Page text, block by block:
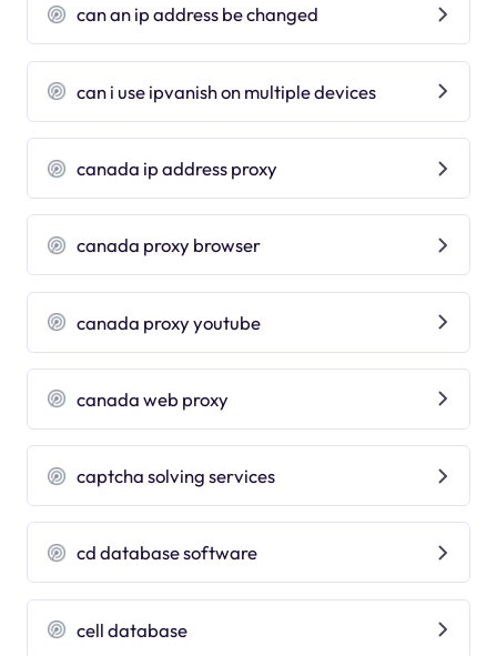
can an ip address be changed
can i use ipvanish on multiple devices
canada ip address proxy
canada proxy browser
canada proxy youtube
canada web proxy
captcha solving services
cd database software
cell database